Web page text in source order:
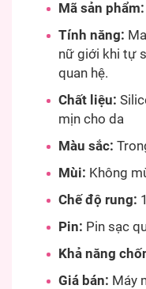
Mã sản phẩm:
Tính năng:
nữ giới khi tự
quan hệ.
Chất liệu:
mịn cho da
Màu sắc:
Mùi: Không
Chế độ rung:
Pin: Pin sạc
Khả năng
Giá bán: Máy